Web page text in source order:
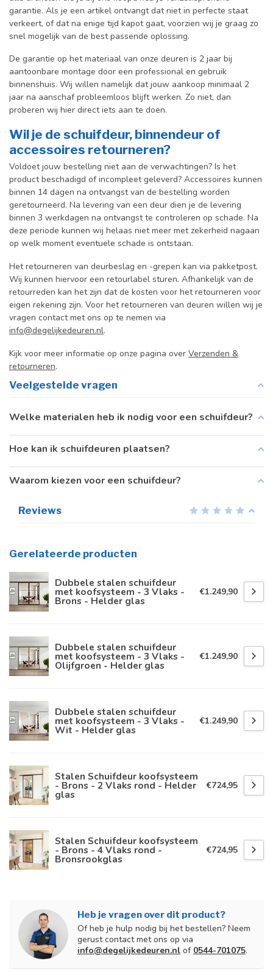
garantie. Als je een artikel ontvangt dat niet in perfecte staat
verkeert, of dat na enige tijd kapot gaat, voorzien wij je graag zo
snel mogelijk van de best passende oplossing.
De garantie op het materiaal van onze deuren is 2 jaar bij
aantoonbare montage door een professional en gebruik
binnenshuis. Wij willen namelijk dat jouw aankoop minimaal 2
jaar na aanschaf probleemloos blijft werken. Zo niet, dan
proberen wij hier direct iets aan te doen.
Wil je de schuifdeur, binnendeur of
accessoires retourneren?
Voldoet jouw bestelling niet aan de verwachtingen? Is het
product beschadigd of incompleet geleverd? Accessoires kunnen
binnen 14 dagen na ontvangst van de bestelling worden
geretourneerd. Na levering van een deur dien je de levering
binnen 3 werkdagen na ontvangst te controleren op schade. Na
deze periode kunnen wij helaas niet meer met zekerheid nagaan
op welk moment eventuele schade is ontstaan.
Het retourneren van deurbeslag en -grepen kan via pakketpost.
Wij kunnen hiervoor een retourlabel sturen. Afhankelijk van de
retourreden kan het zijn dat de kosten voor het retourneren voor
eigen rekening zijn. Voor het retourneren van deuren willen wij je
vragen contact met ons op te nemen via
info@degelijkedeuren.nl.
Kijk voor meer informatie op onze pagina over Verzenden &
retourneren.
Veelgestelde vragen
Welke materialen heb ik nodig voor een schuifdeur?
Hoe kan ik schuifdeuren plaatsen?
Waarom kiezen voor een schuifdeur?
Reviews
Gerelateerde producten
Dubbele stalen schuifdeur
met koofsysteem - 3 Vlaks -
Brons - Helder glas
€1.249,90
Dubbele stalen schuifdeur
met koofsysteem - 3 Vlaks -
Olijfgroen - Helder glas
€1.249,90
Dubbele stalen schuifdeur
met koofsysteem - 3 Vlaks -
Wit - Helder glas
€1.249,90
Stalen Schuifdeur koofsysteem
- Brons - 2 Vlaks rond - Helder
glas
€724,95
Stalen Schuifdeur koofsysteem
- Brons - 4 Vlaks rond -
Bronsrookglas
€724,95
Heb je vragen over dit product?
Of heb je hulp nodig bij het bestellen? Neem
gerust contact met ons op via
info@degelijkedeuren.nl of 0544-701075.